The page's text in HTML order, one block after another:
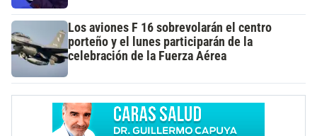
Los aviones F 16 sobrevolarán el centro
porteño y el lunes participarán de la
celebración de la Fuerza Aérea